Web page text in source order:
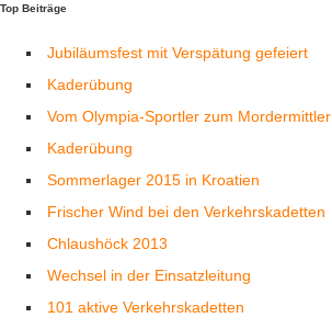
Top Beiträge
Jubiläumsfest mit Verspätung gefeiert
Kaderübung
Vom Olympia-Sportler zum Mordermittler
Kaderübung
Sommerlager 2015 in Kroatien
Frischer Wind bei den Verkehrskadetten
Chlaushöck 2013
Wechsel in der Einsatzleitung
101 aktive Verkehrskadetten